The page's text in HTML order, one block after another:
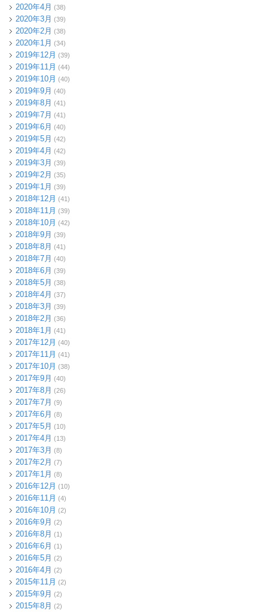
2020年4月 (38)
2020年3月 (39)
2020年2月 (38)
2020年1月 (34)
2019年12月 (39)
2019年11月 (44)
2019年10月 (40)
2019年9月 (40)
2019年8月 (41)
2019年7月 (41)
2019年6月 (40)
2019年5月 (42)
2019年4月 (42)
2019年3月 (39)
2019年2月 (35)
2019年1月 (39)
2018年12月 (41)
2018年11月 (39)
2018年10月 (42)
2018年9月 (39)
2018年8月 (41)
2018年7月 (40)
2018年6月 (39)
2018年5月 (38)
2018年4月 (37)
2018年3月 (39)
2018年2月 (36)
2018年1月 (41)
2017年12月 (40)
2017年11月 (41)
2017年10月 (38)
2017年9月 (40)
2017年8月 (26)
2017年7月 (9)
2017年6月 (8)
2017年5月 (10)
2017年4月 (13)
2017年3月 (8)
2017年2月 (7)
2017年1月 (8)
2016年12月 (10)
2016年11月 (4)
2016年10月 (2)
2016年9月 (2)
2016年8月 (1)
2016年6月 (1)
2016年5月 (2)
2016年4月 (2)
2015年11月 (2)
2015年9月 (2)
2015年8月 (2)